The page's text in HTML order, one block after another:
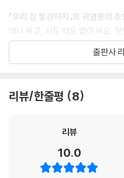
『우리 집 똥강아지』의 귀염둥이
데나 싸고, 시도 때도 없이 싸요.
아지는 최고의 친구예요. 함께 보
더 이상 참기 힘들어져요. 그래서
똥강아지의 배변 문제를 적극적으
면 된다고 생각한 거예요. 혹시나
과 정신이 편안해야 한다는 말에
는 등 보호자는 근본적으로 똥강
출판사
리뷰/한줄평 8
리뷰
10.0